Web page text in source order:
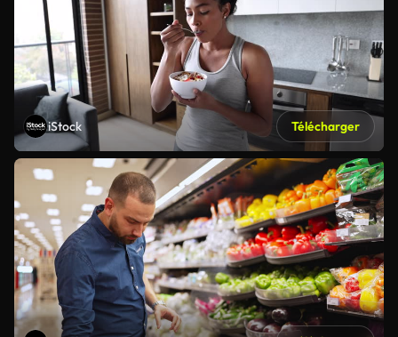
iStock Télécharger